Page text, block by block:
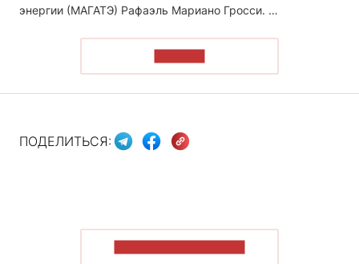
энергии (МАГАТЭ) Рафаэль Мариано Гросси. …
ПОДЕЛИТЬСЯ: